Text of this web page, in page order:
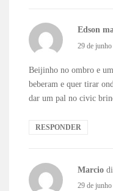
Edson
29 de
Beijinho no ombro e
beberam e quer tirar
dar um pal no civic
RESPONDER
Marcio
29 de